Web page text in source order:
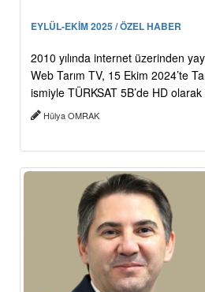
EYLÜL-EKİM 2025 / ÖZEL HABER
2010 yılında internet üzerinden
Web Tarım TV, 15 Ekim 2024’te
ismiyle TÜRKSAT 5B’de HD
Hülya OMRAK